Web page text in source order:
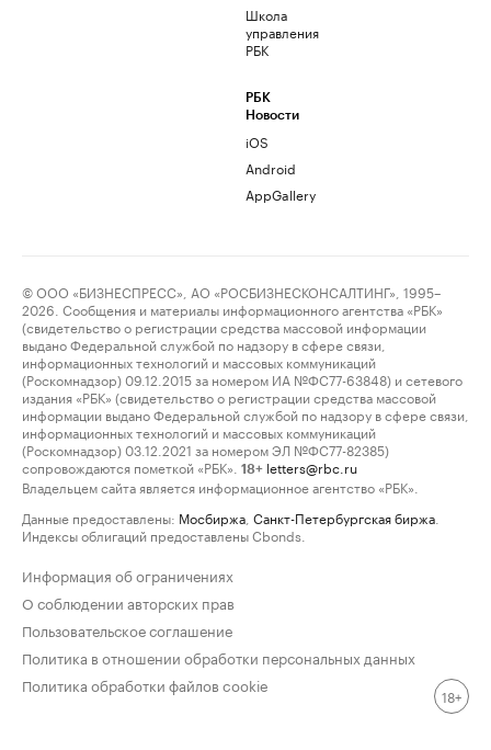
Школа
управления
РБК
РБК
Новости
iOS
Android
AppGallery
© ООО «БИЗНЕСПРЕСС», АО «РОСБИЗНЕСКОНСАЛТИНГ», 1995–
2026. Сообщения и материалы информационного агентства «РБК»
(свидетельство о регистрации средства массовой информации
выдано Федеральной службой по надзору в сфере связи,
информационных технологий и массовых коммуникаций
(Роскомнадзор) 09.12.2015 за номером ИА №ФС77-63848) и сетевого
издания «РБК» (свидетельство о регистрации средства массовой
информации выдано Федеральной службой по надзору в сфере связи,
информационных технологий и массовых коммуникаций
(Роскомнадзор) 03.12.2021 за номером ЭЛ №ФС77-82385)
сопровождаются пометкой «РБК».
18+ letters@rbc.ru
Владельцем сайта является информационное агентство «РБК».
Данные предоставлены: Мосбиржа Санкт-Петербургская биржа
Индексы облигаций предоставлены Cbonds.
Информация об ограничениях
О соблюдении авторских прав
Пользовательское соглашение
Политика в отношении обработки персональных данных
Политика обработки файлов cookie
18+